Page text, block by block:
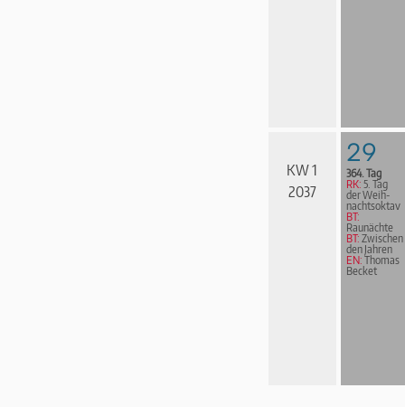
KW 1
2037
29
364. Tag
RK: 5. Tag
der Weih­
nachts­ok­tav
BT:
Raunächte
BT: Zwischen
den Jahren
EN: Thomas
Becket